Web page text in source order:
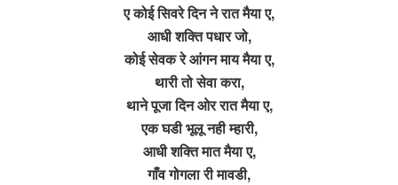
ए कोई सिवरे दिन ने रात मैया ए,
आधी शक्ति पधार जो,
कोई सेवक रे आंगन माय मैया ए,
थारी तो सेवा करा,
थाने पूजा दिन ओर रात मैया ए,
एक घडी भूलू नही म्हारी,
आधी शक्ति मात मैया ए,
गाँव गोगला री मावडी,